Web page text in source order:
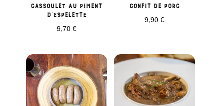
Cassoulet au Piment
d’Espelette
9,70 €
Confit de porc
9,90€